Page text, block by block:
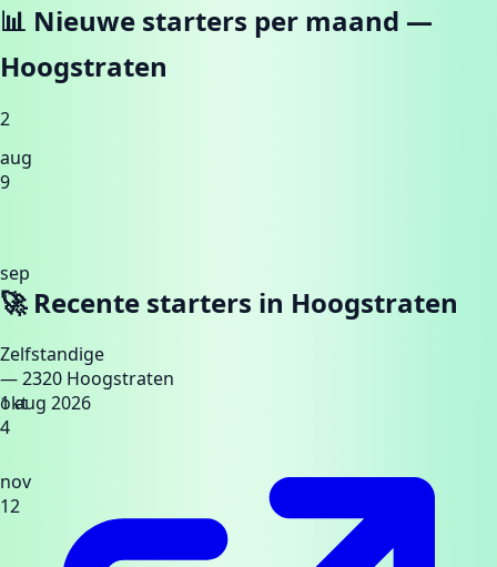
📊 Nieuwe starters per maand —
Hoogstraten
2
aug
9
sep
11
okt
4
nov
12
🚀 Recente starters in Hoogstraten
Zelfstandige
— 2320 Hoogstraten
1 aug 2026